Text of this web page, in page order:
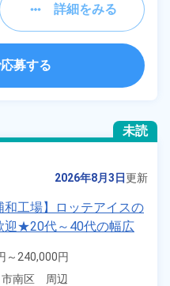
詳細をみる
募する
未読
2026年8月3日更新
和工場】ロッテアイスの
迎★20代～40代の幅広
円～の激安食堂あり！
登用のチャンスあり
～240,000円
円
南区　周辺